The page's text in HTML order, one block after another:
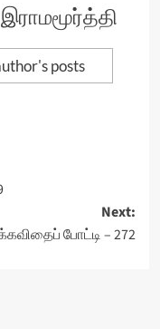
posts
Next:
போட்டி – 272